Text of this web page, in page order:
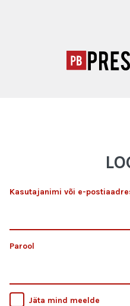
Kasutajanimi või e-
Parool
Jäta mind meelde